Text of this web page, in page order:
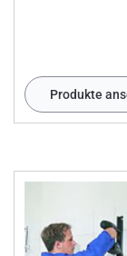
Produkte